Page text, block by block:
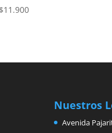
$11.900
Nuestros
Avenida